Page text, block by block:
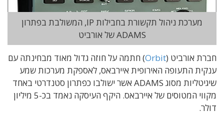
מערכת ניהול תקשורת בחבילות IP, המשולבת בפתרון
ADAMS של אורביט
חברת אורביט (Orbit) חתמה על חוזה גדול מאוד מבחינתה עם
ענקית התעופה האירופית איירבאס, לאספקת מערכות שמע
שיגיטליות מסוג ADAMS אשר ישולבו כפתרון סטנדרטי באחד
מקווי המטוסים של איירבאס. היקף העיסקה נאמד בכ-5 מיליון
דולר.